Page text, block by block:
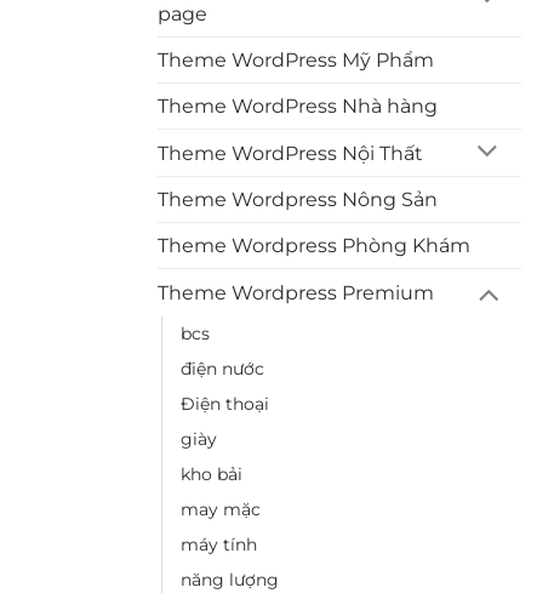
page
Theme WordPress Mỹ Phẩm
Theme WordPress Nhà hàng
Theme WordPress Nội Thất
Theme Wordpress Nông Sản
Theme Wordpress Phòng Khám
Theme Wordpress Premium
bcs
điện nước
Điện thoại
giày
kho bải
may mặc
máy tính
năng lượng